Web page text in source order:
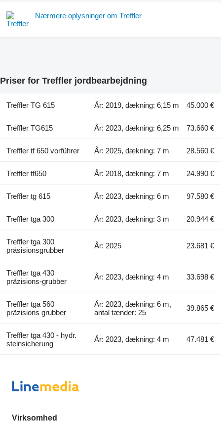
Nærmere oplysninger om Treffler
Priser for Treffler jordbearbejdning
Treffler TG 615 År: 2019, dækning: 6,15 m 45.000 €
Treffler TG615 År: 2023, dækning: 6,25 m 73.660 €
Treffler tf 650 vorführer År: 2025, dækning: 7 m 28.560 €
Treffler tf650 År: 2018, dækning: 7 m 24.990 €
Treffler tg 615 År: 2023, dækning: 6 m 97.580 €
Treffler tga 300 År: 2023, dækning: 3 m 20.944 €
Treffler tga 300
präsisionsgrubber
År: 2025 23.681 €
Treffler tga 430
präzisions-grubber
År: 2023, dækning: 4 m 33.698 €
Treffler tga 560
präzisions grubber
År: 2023, dækning: 6 m,
antal tænder: 25
39.865 €
Treffler tga 430 - hydr.
steinsicherung
År: 2023, dækning: 4 m 47.481 €
Virksomhed